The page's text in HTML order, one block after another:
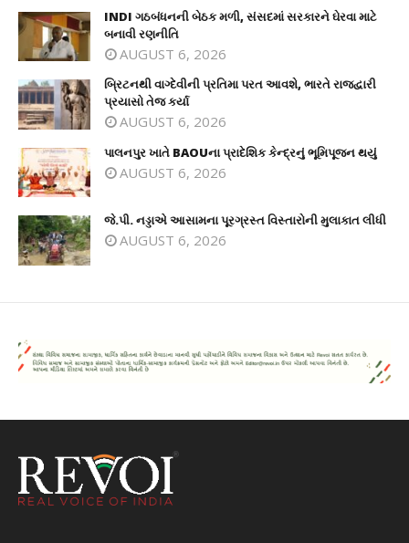
INDI ગઠબંધનની બેઠક મળી, સંસદમાં સરકારને ઘેરવા માટે
બનાવી રણનીતિ
AUGUST 6, 2026
બ્રિટનથી વાગ્દેવીની પ્રતિમા પરત આવશે, ભારતે રાજદ્વારી
પ્રયાસો તેજ કર્યા
AUGUST 6, 2026
પાલનપુર ખાતે BAOUના પ્રાદેશિક કેન્દ્રનું ભૂમિપૂજન થયું
AUGUST 6, 2026
જે.પી. નડ્ડાએ આસામના પૂરગ્રસ્ત વિસ્તારોની મુલાકાત લીધી
AUGUST 6, 2026